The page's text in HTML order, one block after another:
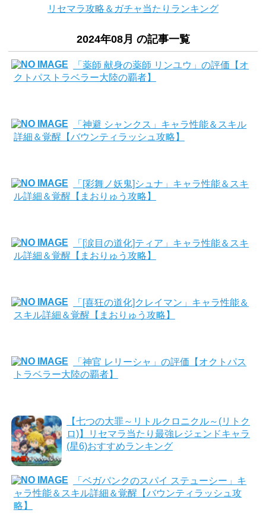
リセマラ攻略＆ガチャ当たりランキング
2024年08月 の記事一覧
「薬師 献身の薬師 リンユウ」の評価【オ
クトパストラベラー大陸の覇者】
「神避 シャンクス」キャラ性能＆スキル
詳細＆覚醒【バウンティラッシュ攻略】
「[彩舞ノ妖鬼]シュナ」キャラ性能＆スキ
ル詳細＆覚醒【まおりゅう攻略】
「[涙目の道化]ティア」キャラ性能＆スキ
ル詳細＆覚醒【まおりゅう攻略】
「[喜狂の道化]クレイマン」キャラ性能＆
スキル詳細＆覚醒【まおりゅう攻略】
「神官 レリーシャ」の評価【オクトパス
トラベラー大陸の覇者】
【七つの大罪～リトルクロニクル～(リトク
ロ)】リセマラ当たり最強レジェンドキャラ
(星6)おすすめランキング
「ベガパンクのスパイ ステューシー」キ
ャラ性能＆スキル詳細＆覚醒【バウンティラッシュ攻
略】